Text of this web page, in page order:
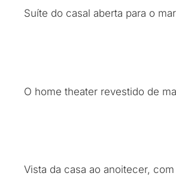
Suíte do casal aberta para o mar
O home theater revestido de
Vista da casa ao anoitecer,